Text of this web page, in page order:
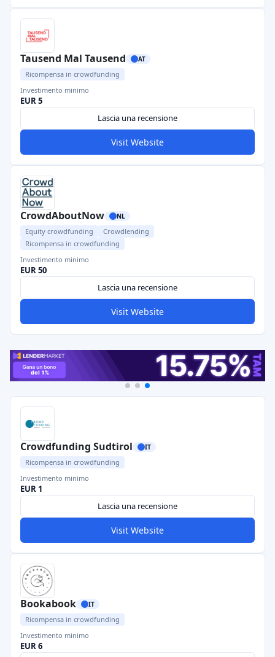
Tausend Mal Tausend AT
Ricompensa in crowdfunding
Investimento minimo
EUR 5
Lascia una recensione
Visit Website
CrowdAboutNow NL
Equity crowdfunding
Crowdlending
Ricompensa in crowdfunding
Investimento minimo
EUR 50
Lascia una recensione
Visit Website
Crowdfunding Sudtirol IT
Ricompensa in crowdfunding
Investimento minimo
EUR 1
Lascia una recensione
Visit Website
Bookabook IT
Ricompensa in crowdfunding
Investimento minimo
EUR 6